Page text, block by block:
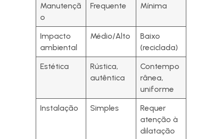
Manutençã
o
Frequente Mínima
Impacto
ambiental
Médio/Alto
Baixo
(reciclada)
Estética
Rústica,
autêntica
Contempo
rânea,
uniforme
Instalação
Simples
Requer
atenção à
dilatação